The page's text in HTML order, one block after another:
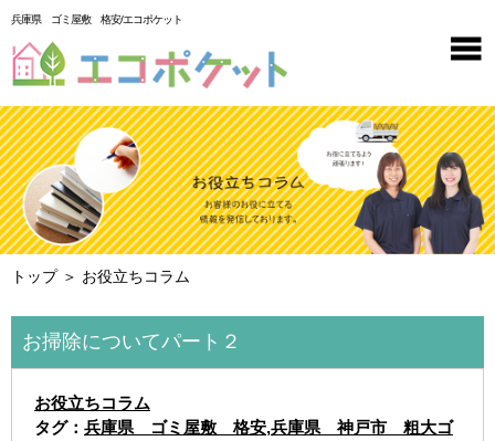
兵庫県 ゴミ屋敷 格安/エコポケット
トップ＞ お役立ちコラム
お掃除についてパート２
お役立ちコラム
タグ： 兵庫県 ゴミ屋敷 格安,兵庫県 神戸市 粗大ゴ